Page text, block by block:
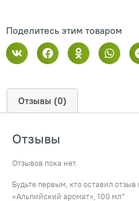
Поделитесь этим товаром
Отзывы (0)
Отзывы
Отзывов пока нет.
Будьте первым, кто оставил
«Альпийский аромат», 100 мл”